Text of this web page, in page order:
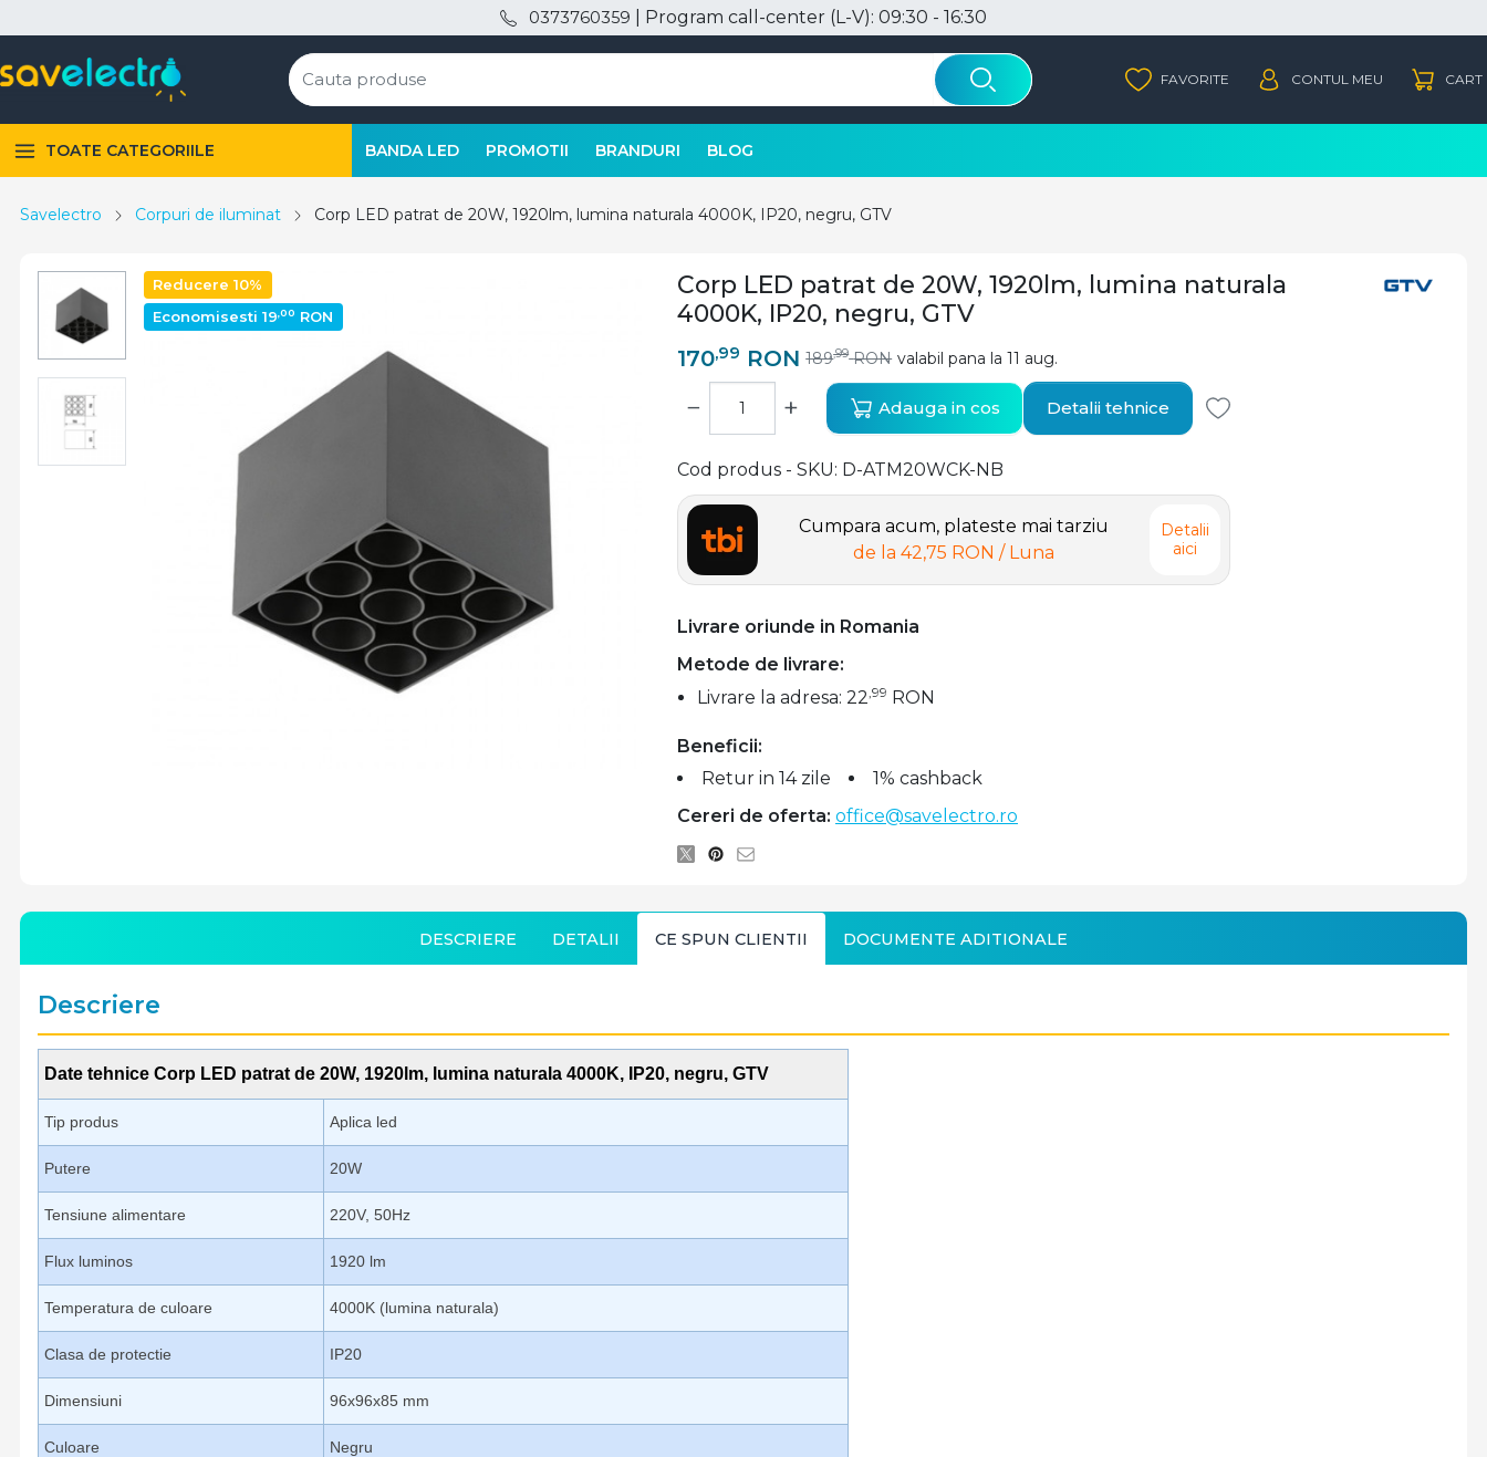
0373760359 | Program call-center (L-V): 09:30 - 16:30
TOATE CATEGORIILE BANDA LED PROMOTII BRANDURI BLOG
Savelectro Corpuri de iluminat Corp LED patrat de 20W, 1920lm, lumina naturala 4000K, IP20, negru, GTV
Reducere 10%
Economisesti 19,00 RON
Corp LED patrat de 20W, 1920lm, lumina naturala
4000K, IP20, negru, GTV
170,99 RON 189,99 RON valabil pana la 11 aug.
Cumpara acum, plateste mai tarziu
de la 42,75 RON / Luna
Detalii
aici
Livrare oriunde in Romania
Cod produs - SKU D-ATM20WCK-NB
Metode de livrare:
Livrare la adresa: 22,99 RON
− + Adauga in cos Detalii tehnice
Beneficii:
Retur in 14 zile
1% cashback
Cereri de oferta: office@savelectro.ro
DESCRIERE DETALII CE SPUN CLIENTII DOCUMENTE ADITIONALE
Descriere
Date tehnice Corp LED patrat de 20W, 1920lm, lumina naturala 4000K, IP20, negru, GTV
Tip produs Aplica led
Putere 20W
Tensiune alimentare 220V, 50Hz
Flux luminos 1920 lm
Temperatura de culoare 4000K (lumina naturala)
Clasa de protectie IP20
Dimensiuni 96x96x85 mm
Culoare Negru